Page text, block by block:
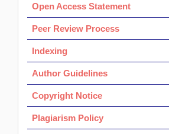
Open Access Statement
Peer Review Process
Indexing
Author Guidelines
Copyright Notice
Plagiarism Policy